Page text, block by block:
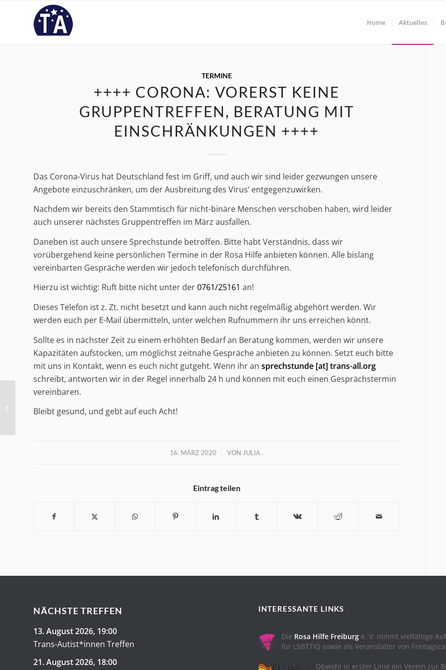
Home Aktuelles
TERMINE
++++ CORONA: VORERST KEINE
GRUPPENTREFFEN, BERATUNG MIT
EINSCHRÄNKUNGEN ++++
Das Corona-Virus hat Deutschland fest im Griff, und auch wir sind leider gezwungen unsere
Angebote einzuschränken, um der Ausbreitung des Virus‘ entgegenzuwirken.
Nachdem wir bereits den Stammtisch für nicht-binäre Menschen verschoben haben, wird leider
auch unserer nächstes Gruppentreffen im März ausfallen.
Daneben ist auch unsere Sprechstunde betroffen. Bitte habt Verständnis, dass wir
vorübergehend keine persönlichen Termine in der Rosa Hilfe anbieten können. Alle bislang
vereinbarten Gespräche werden wir jedoch telefonisch durchführen.
Hierzu ist wichtig: Ruft bitte nicht unter der0761/25161 an!
Dieses Telefon ist z. Zt. nicht besetzt und kann auch nicht regelmäßig abgehört werden. Wir
werden euch per E-Mail übermitteln, unter welchen Rufnummern ihr uns erreichen könnt.
Sollte es in nächster Zeit zu einem erhöhten Bedarf an Beratung kommen, werden wir unsere
Kapazitäten aufstocken, um möglichst zeitnahe Gespräche anbieten zu können. Setzt euch bitte
mit uns in Kontakt, wenn es euch nicht gutgeht. Wenn ihr an sprechstunde [at] trans-all.org
schreibt, antworten wir in der Regel innerhalb 24 h und können mit euch einen Gesprächstermin
vereinbaren.
Bleibt gesund, und gebt auf euch Acht!
16. MÄRZ 2020
/ VON JULIA .
Eintrag teilen
NÄCHSTE TREFFEN
13. August 2026, 19:00
Trans-Autist*innen Treffen
21. August 2026, 18:00
INTERESSANTE LINKS
Die Rosa Hilfe Freiburge. V. nimmt vielfältige
für LSBTTIQ sowie als Veranstalter von
Obwohl in erster Linie ein Verein zur
Muss leider verschoben werden:
Dritter Stammtisch für nicht-binäre